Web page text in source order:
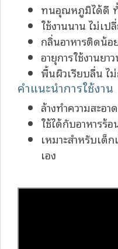
ทนอุณหภูมิได้ดี ทั้
ใช้งานนาน ไม่เป
กลิ่นอาหารติดน้อ
อายุการใช้งานยา
พื้นผิวเรียบลื่น ไ
คำแนะนำการใช้งาน
ล้างทำความสะอ
ใช้ได้กับอาหารร้
เหมาะสำหรับเด็
เอง